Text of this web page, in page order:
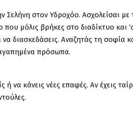
Σελήνη στον Υδροχόο. Ασχολείσαι με
που μόλις βρήκες στο διαδίκτυο και
να διασκεδάσεις. Αναζητάς τη σοφία
πρόσωπα.
να κάνεις νέες επαφές. Αν έχεις